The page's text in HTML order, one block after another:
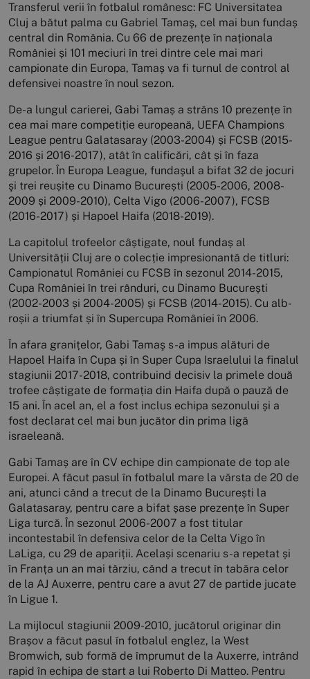
Transferul verii în fotbalul românesc: FC Universitatea
Cluj a bătut palma cu Gabriel Tamaş, cel mai bun fundaș
central din România. Cu 66 de prezențe în naționala
României și 101 meciuri în trei dintre cele mai mari
campionate din Europa, Tamaș va fi turnul de control al
defensivei noastre în noul sezon.
De-a lungul carierei, Gabi Tamaș a strâns 10 prezențe în
cea mai mare competiție europeană, UEFA Champions
League pentru Galatasaray (2003-2004) și FCSB (2015-
2016 și 2016-2017), atât în calificări, cât și în faza
grupelor. În Europa League, fundaşul a bifat 32 de jocuri
şi trei reușite cu Dinamo București (2005-2006, 2008-
2009 și 2009-2010), Celta Vigo (2006-2007), FCSB
(2016-2017) și Hapoel Haifa (2018-2019).
La capitolul trofeelor câștigate, noul fundaș al
Universității Cluj are o colecție impresionantă de titluri:
Campionatul României cu FCSB în sezonul 2014-2015,
Cupa României în trei rânduri, cu Dinamo București
(2002-2003 și 2004-2005) și FCSB (2014-2015). Cu alb-
roșii a triumfat și în Supercupa României în 2006.
În afara granițelor, Gabi Tamaş s-a impus alături de
Hapoel Haifa în Cupa și în Super Cupa Israelului la finalul
stagiunii 2017-2018, contribuind decisiv la primele două
trofee câștigate de formația din Haifa după o pauză de
15 ani. În acel an, el a fost inclus echipa sezonului și a
fost declarat cel mai bun jucător din prima ligă
israeleană.
Gabi Tamaș are în CV echipe din campionate de top ale
Europei. A făcut pasul în fotbalul mare la vărsta de 20 de
ani, atunci când a trecut de la Dinamo București la
Galatasaray, pentru care a bifat șase prezențe în Super
Liga turcă. În sezonul 2006-2007 a fost titular
incontestabil în defensiva celor de la Celta Vigo în
LaLiga, cu 29 de apariții. Același scenariu s-a repetat și
în Franța un an mai târziu, când a trecut în tabăra celor
de la AJ Auxerre, pentru care a avut 27 de partide jucate
în Ligue 1.
La mijlocul stagiunii 2009-2010, jucătorul originar din
Brașov a făcut pasul în fotbalul englez, la West
Bromwich, sub formă de împrumut de la Auxerre, intrând
rapid în echipa de start a lui Roberto Di Matteo. Pentru